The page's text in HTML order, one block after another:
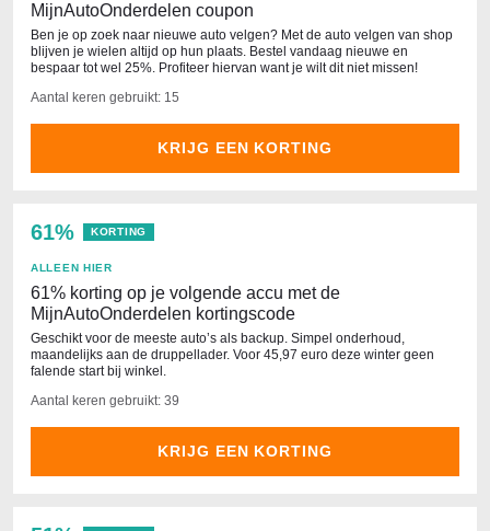
MijnAutoOnderdelen coupon
Ben je op zoek naar nieuwe auto velgen? Met de auto velgen van shop
blijven je wielen altijd op hun plaats. Bestel vandaag nieuwe en
bespaar tot wel 25%. Profiteer hiervan want je wilt dit niet missen!
Aantal keren gebruikt: 15
KRIJG EEN KORTING
61% KORTING
ALLEEN HIER
61% korting op je volgende accu met de
MijnAutoOnderdelen kortingscode
Geschikt voor de meeste auto’s als backup. Simpel onderhoud,
maandelijks aan de druppellader. Voor 45,97 euro deze winter geen
falende start bij winkel.
Aantal keren gebruikt: 39
KRIJG EEN KORTING